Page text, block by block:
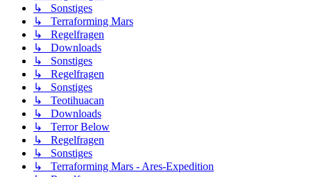
↳ Sonstiges
↳ Terraforming Mars
↳ Regelfragen
↳ Downloads
↳ Sonstiges
↳ Regelfragen
↳ Sonstiges
↳ Teotihuacan
↳ Downloads
↳ Terror Below
↳ Regelfragen
↳ Sonstiges
↳ Terraforming Mars - Ares-Expedition